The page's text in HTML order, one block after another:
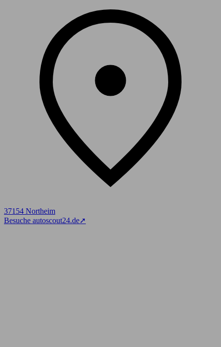
37154 Northeim
Besuche autoscout24.de➚